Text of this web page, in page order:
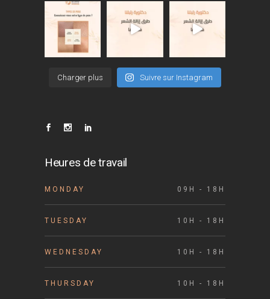
Charger plus Suivre sur Instagram
Heures de travail
MONDAY 09H - 18H
TUESDAY 10H - 18H
WEDNESDAY 10H - 18H
THURSDAY 10H - 18H